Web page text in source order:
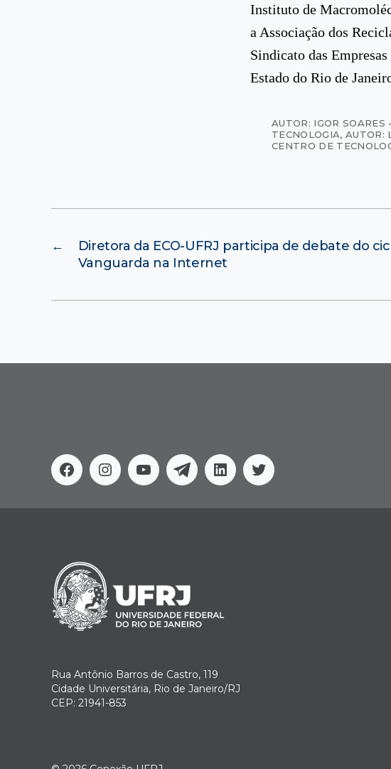
Instituto de
a Associação dos
Sindicato das
Estado do Rio de
AUTOR: IGOR
TECNOLOGIA, AUTOR:
CENTRO DE
←
Diretora da ECO-UFRJ participa de debate do
Vanguarda na Internet
FacebookInstagram
YoutubeTelegramLinkedinTwitter
Rua Antônio Barros de Castro, 119
Cidade Universitária, Rio de Janeiro/RJ
CEP: 21941-853